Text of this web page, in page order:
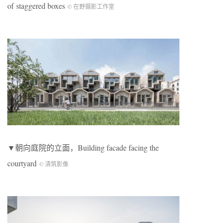
of staggered boxes © 在野摄影工作室
▼朝向庭院的立面，Building facade facing the
courtyard © 清筑影像